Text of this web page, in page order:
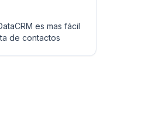
es mas fácil
de contactos